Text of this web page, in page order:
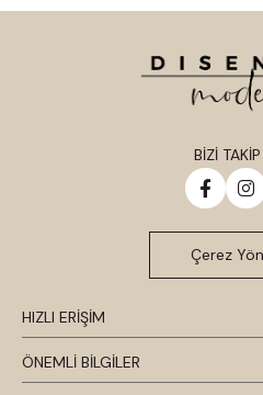
HIZLI ERİŞİM
ÖNEMLİ BİLGİLER
BİZİ
Çerez